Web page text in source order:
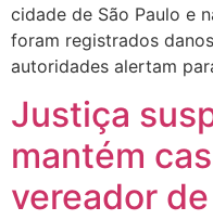
cidade de São Paulo e
foram registrados
autoridades alertam
Justiça
mantém
vereador